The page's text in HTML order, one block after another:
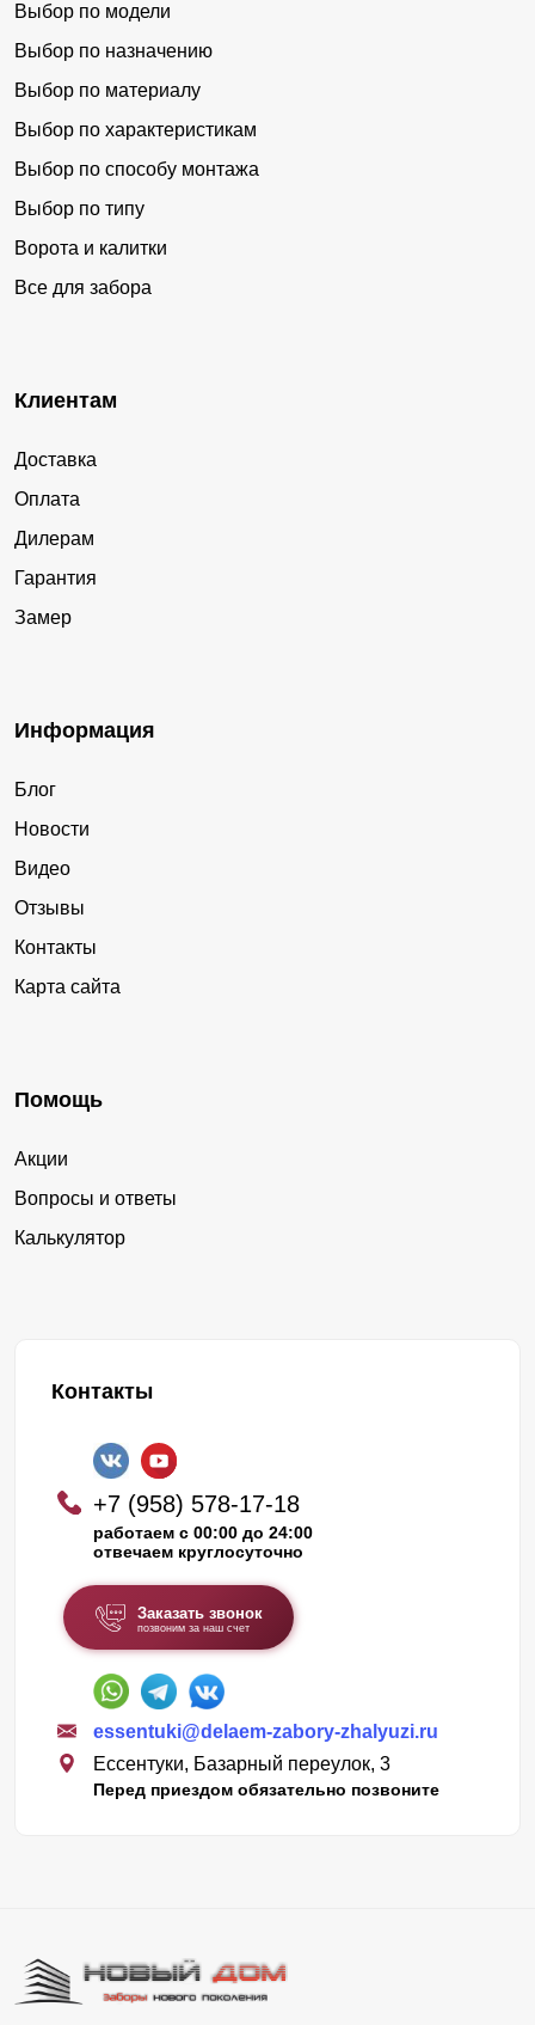
Выбор по модели
Выбор по назначению
Выбор по материалу
Выбор по характеристикам
Выбор по способу монтажа
Выбор по типу
Ворота и калитки
Все для забора
Клиентам
Доставка
Оплата
Дилерам
Гарантия
Замер
Информация
Блог
Новости
Видео
Отзывы
Контакты
Карта сайта
Помощь
Акции
Вопросы и ответы
Калькулятор
Контакты
+7 (958) 578-17-18
работаем с 00:00 до 24:00
отвечаем круглосуточно
Заказать звонок
позвоним за наш счет
essentuki@delaem-zabory-zhalyuzi.ru
Ессентуки, Базарный переулок, 3
Перед приездом обязательно позвоните